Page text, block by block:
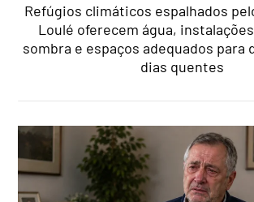
Refúgios climáticos espalhados
Loulé oferecem água,
sombra e espaços adequados para
dias quentes